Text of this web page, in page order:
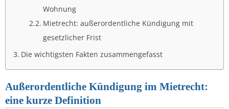
Wohnung
Mietrecht: außerordentliche Kündigung mit
gesetzlicher Frist
Die wichtigsten Fakten zusammengefasst
Außerordentliche Kündigung im Mietrecht:
eine kurze Definition